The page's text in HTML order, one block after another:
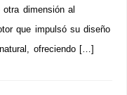
otra dimensión al
que impulsó su diseño
ofreciendo […]